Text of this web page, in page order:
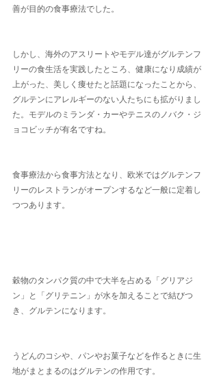
善が目的の食事療法でした。
しかし、海外のアスリートやモデル達がグルテンフ
リーの食生活を実践したところ、健康になり成績が
上がった、美しく痩せたと話題になったことから、
グルテンにアレルギーのない人たちにも拡がりまし
た。モデルのミランダ・カーやテニスのノバク・ジ
ョコビッチが有名ですね。
食事療法から食事方法となり、欧米ではグルテンフ
リーのレストランがオープンするなど一般に定着し
つつあります。
穀物のタンパク質の中で大半を占める「グリアジ
ン」と「グリテニン」が水を加えることで結びつ
き、グルテンになります。
うどんのコシや、パンやお菓子などを作るときに生
地がまとまるのはグルテンの作用です。